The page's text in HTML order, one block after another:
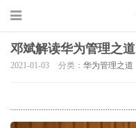
邓斌解读华为管理之道
2021-01-03 分类： 华为管理之道